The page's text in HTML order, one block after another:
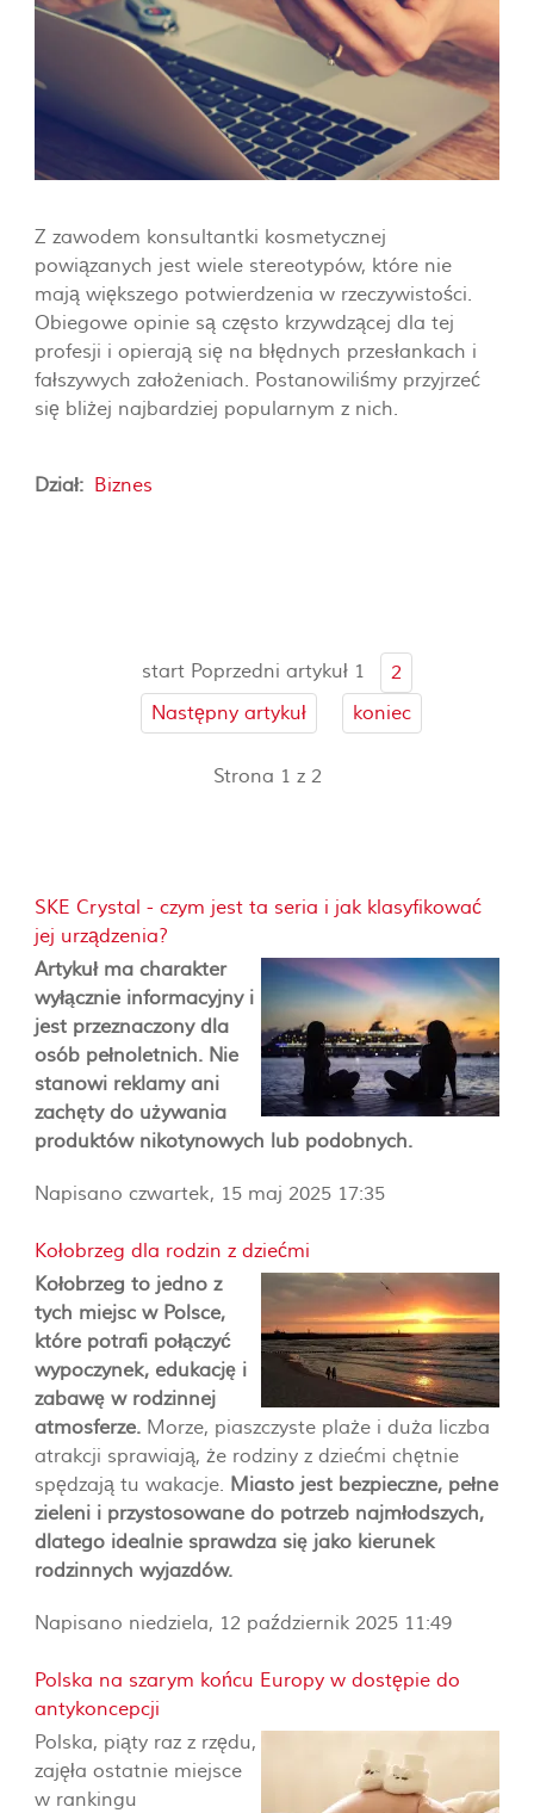
Z zawodem konsultantki kosmetycznej
powiązanych jest wiele stereotypów, które nie
mają większego potwierdzenia w rzeczywistości.
Obiegowe opinie są często krzywdzącej dla tej
profesji i opierają się na błędnych przesłankach i
fałszywych założeniach. Postanowiliśmy przyjrzeć
się bliżej najbardziej popularnym z nich.
Dział: Biznes
start Poprzedni artykuł 1
2
Następny artykuł
koniec
Strona 1 z 2
SKE Crystal - czym jest ta seria i jak klasyfikować
jej urządzenia?
Artykuł ma charakter
wyłącznie informacyjny i
jest przeznaczony dla
osób pełnoletnich. Nie
stanowi reklamy ani
zachęty do używania
produktów nikotynowych lub podobnych.
Napisano czwartek, 15 maj 2025 17:35
Kołobrzeg dla rodzin z dziećmi
Kołobrzeg to jedno z
tych miejsc w Polsce,
które potrafi połączyć
wypoczynek, edukację i
zabawę w rodzinnej
atmosferze. Morze, piaszczyste plaże i duża liczba
atrakcji sprawiają, że rodziny z dziećmi chętnie
spędzają tu wakacje. Miasto jest bezpieczne, pełne
zieleni i przystosowane do potrzeb najmłodszych,
dlatego idealnie sprawdza się jako kierunek
rodzinnych wyjazdów.
Napisano niedziela, 12 październik 2025 11:49
Polska na szarym końcu Europy w dostępie do
antykoncepcji
Polska, piąty raz z rzędu,
zajęła ostatnie miejsce
w rankingu